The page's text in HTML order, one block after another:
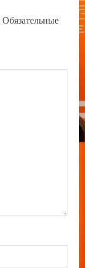
Обязательные